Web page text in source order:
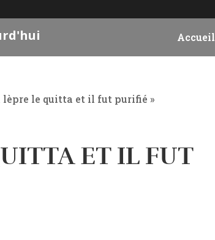
Accueil
lèpre le quitta et il fut purifié »
ET IL FUT